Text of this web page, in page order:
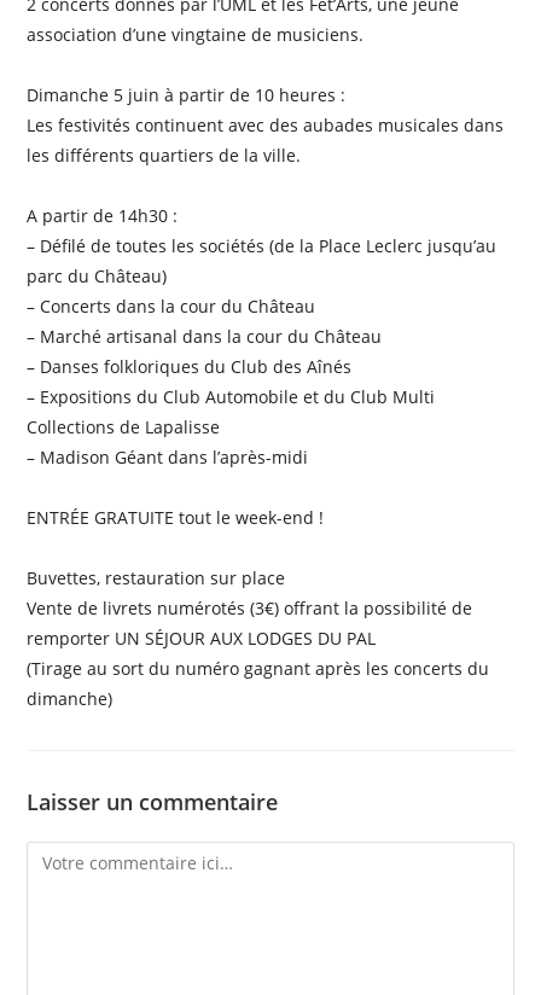
2 concerts donnés par l’UML et les Fêt’Arts, une jeune
association d’une vingtaine de musiciens.
Dimanche 5 juin à partir de 10 heures :
Les festivités continuent avec des aubades musicales dans
les différents quartiers de la ville.
A partir de 14h30 :
– Défilé de toutes les sociétés (de la Place Leclerc jusqu’au
parc du Château)
– Concerts dans la cour du Château
– Marché artisanal dans la cour du Château
– Danses folkloriques du Club des Aînés
– Expositions du Club Automobile et du Club Multi
Collections de Lapalisse
– Madison Géant dans l’après-midi
ENTRÉE GRATUITE tout le week-end !
Buvettes, restauration sur place
Vente de livrets numérotés (3€) offrant la possibilité de
remporter UN SÉJOUR AUX LODGES DU PAL
(Tirage au sort du numéro gagnant après les concerts du
dimanche)
Laisser un commentaire